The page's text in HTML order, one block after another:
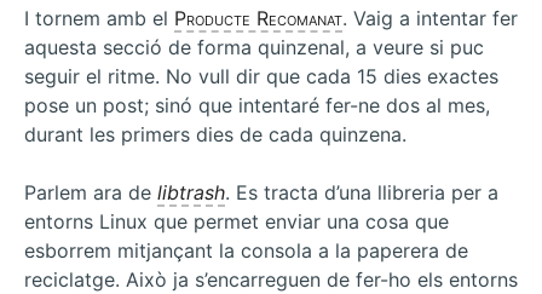
un
usuari
en
MySQL
I tornem amb el Producte Recomanat. Vaig a intentar fer
aquesta secció de forma quinzenal, a veure si puc
seguir el ritme. No vull dir que cada 15 dies exactes
pose un post; sinó que intentaré fer-ne dos al mes,
durant les primers dies de cada quinzena.
Parlem ara de libtrash. Es tracta d’una llibreria per a
entorns Linux que permet enviar una cosa que
esborrem mitjançant la consola a la paperera de
reciclatge. Això ja s’encarreguen de fer-ho els entorns